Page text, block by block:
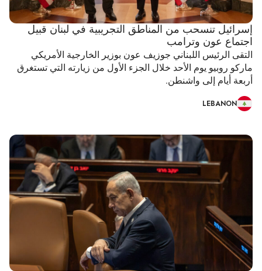
إسرائيل تنسحب من المناطق التجريبية في لبنان قبيل
اجتماع عون وترامب
التقى الرئيس اللبناني جوزيف عون بوزير الخارجية الأمريكي
ماركو روبيو يوم الأحد خلال الجزء الأول من زيارته التي تستغرق
أربعة أيام إلى واشنطن.
LEBANON